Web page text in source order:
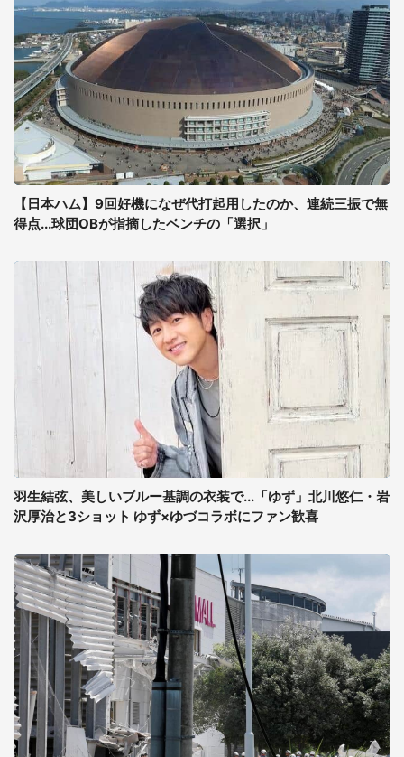
【日本ハム】9回好機になぜ代打起用したのか、連続三振で無
得点...球団OBが指摘したベンチの「選択」
羽生結弦、美しいブルー基調の衣装で...「ゆず」北川悠仁・岩
沢厚治と3ショット ゆず×ゆづコラボにファン歓喜